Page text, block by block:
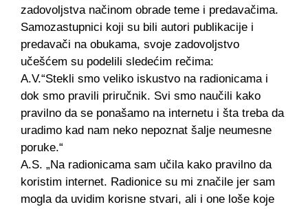
zadovoljstva načinom obrade teme i predavačima.
Samozastupnici koji su bili autori publikacije i
predavači na obukama, svoje zadovoljstvo
učešćem su podelili sledećim rečima:
A.V.“Stekli smo veliko iskustvo na radionicama i
dok smo pravili priručnik. Svi smo naučili kako
pravilno da se ponašamo na internetu i šta treba da
uradimo kad nam neko nepoznat šalje neumesne
poruke.“
A.S. „Na radionicama sam učila kako pravilno da
koristim internet. Radionice su mi značile jer sam
mogla da uvidim korisne stvari, ali i one loše koje